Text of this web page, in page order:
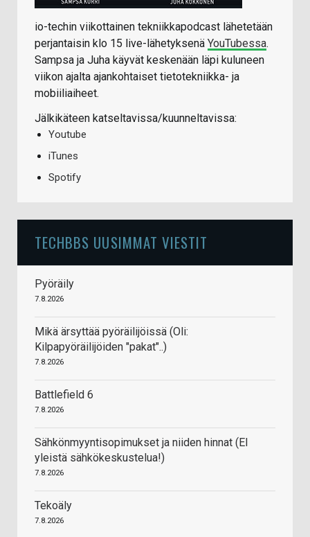
io-techin viikottainen tekniikkapodcast lähetetään
perjantaisin klo 15 live-lähetyksenä YouTubessa.
Sampsa ja Juha käyvät keskenään läpi kuluneen
viikon ajalta ajankohtaiset tietotekniikka- ja
mobiiliaiheet.
Jälkikäteen katseltavissa/kuunneltavissa:
Youtube
iTunes
Spotify
TECHBBS UUSIMMAT VIESTIT
Pyöräily
7.8.2026
Mikä ärsyttää pyöräilijöissä (Oli:
Kilpapyöräilijöiden "pakat"..)
7.8.2026
Battlefield 6
7.8.2026
Sähkönmyyntisopimukset ja niiden hinnat (EI
yleistä sähkökeskustelua!)
7.8.2026
Tekoäly
7.8.2026